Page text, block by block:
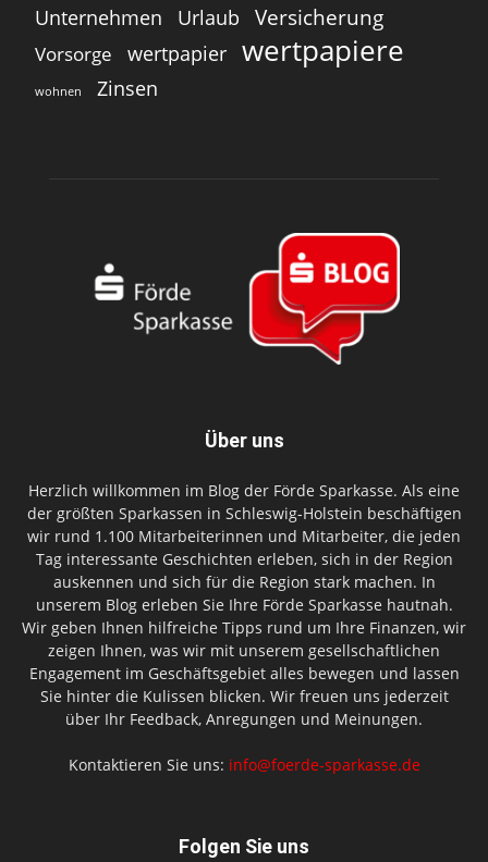
Unternehmen Urlaub Versicherung
Vorsorge wertpapier wertpapiere
wohnen Zinsen
Über uns
Herzlich willkommen im Blog der Förde Sparkasse. Als eine
der größten Sparkassen in Schleswig-Holstein beschäftigen
wir rund 1.100 Mitarbeiterinnen und Mitarbeiter, die jeden
Tag interessante Geschichten erleben, sich in der Region
auskennen und sich für die Region stark machen. In
unserem Blog erleben Sie Ihre Förde Sparkasse hautnah.
Wir geben Ihnen hilfreiche Tipps rund um Ihre Finanzen, wir
zeigen Ihnen, was wir mit unserem gesellschaftlichen
Engagement im Geschäftsgebiet alles bewegen und lassen
Sie hinter die Kulissen blicken. Wir freuen uns jederzeit
über Ihr Feedback, Anregungen und Meinungen.
Kontaktieren Sie uns: info@foerde-sparkasse.de
Folgen Sie uns